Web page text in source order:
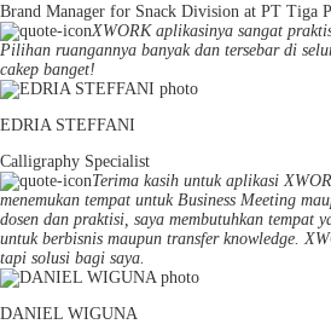
Brand Manager for Snack Division at PT Tiga
XWORK aplikasinya sangat
Pilihan ruangannya banyak dan tersebar di
cakep banget!
EDRIA STEFFANI
Calligraphy Specialist
Terima kasih untuk aplikasi
menemukan tempat untuk Business Meeting
dosen dan praktisi, saya membutuhkan tempat
untuk berbisnis maupun transfer knowledge.
tapi solusi bagi saya.
DANIEL WIGUNA